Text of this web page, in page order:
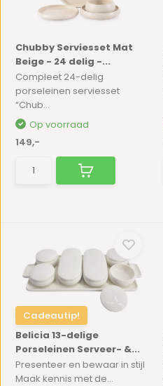
Chubby Serviesset Mat
Beige - 24 delig -...
Compleet 24-delig
porseleinen serviesset
“Chub...
Op voorraad
149,-
Cadeautip!
Belicia 13-delige
Porseleinen Serveer- &...
Presenteer en bewaar in stijl
Maak kennis met de...